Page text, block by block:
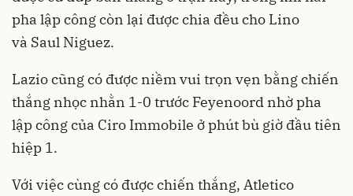
pha lập công còn lại được chia đều cho Lino
và Saul Niguez.
Lazio cũng có được niềm vui trọn vẹn bằng chiến
thắng nhọc nhằn 1-0 trước Feyenoord nhờ pha
lập công của Ciro Immobile ở phút bù giờ đầu tiên
hiệp 1.
Với việc cùng có được chiến thắng, Atletico